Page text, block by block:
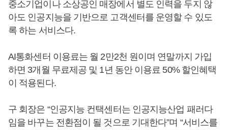
중소기업이나 소상공인 매장에서 별도 인력을 두지 않
아도 인공지능을 기반으로 고객센터를 운영할 수 있도
록 하는 서비스다.
AI통화센터 이용료는 월 2만2천 원이며 연말까지 가입
하면 3개월 무료제공 및 1년 동안 이용료 50% 할인혜택
이 적용된다.
구 회장은 “인공지능 컨택센터는 인공지능산업 패러다
임을 바꾸는 전환점이 될 것으로 기대한다”며 “서비스를